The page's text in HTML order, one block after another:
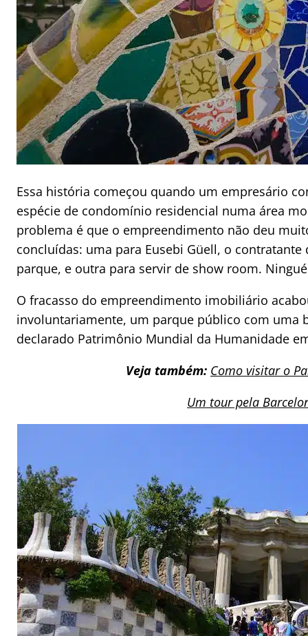
Essa história começou quando um empresário
espécie de condomínio residencial numa área
problema é que o empreendimento não deu
concluídas: uma para Eusebi Güell, o
parque, e outra para servir de show room.
O fracasso do empreendimento imobiliário
involuntariamente, um parque público com uma
declarado Patrimônio Mundial da Humanidade
Veja também: Como visitar o
Um tour pela